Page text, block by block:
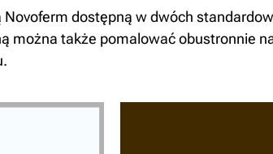
dostępną w dwóch
można także pomalować obustronnie